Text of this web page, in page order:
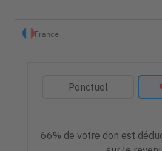
France